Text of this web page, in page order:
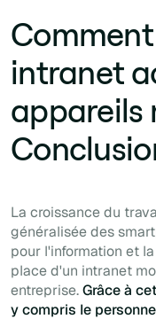
intranet
appareils
La croissance du
généralisée des
pour l'information et
place d'un intranet
entreprise.Grâce à
y compris le